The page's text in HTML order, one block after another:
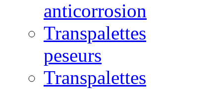
anticorrosion
Transpalettes
peseurs
Transpalettes